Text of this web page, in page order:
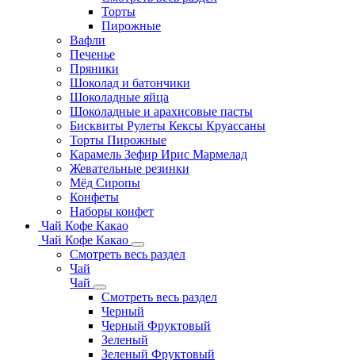
Торты
Пирожные
Вафли
Печенье
Пряники
Шоколад и батончики
Шоколадные яйца
Шоколадные и арахисовые пасты
Бисквиты Рулеты Кексы Круассаны
Торты Пирожные
Карамель Зефир Ирис Мармелад
Жевательные резинки
Мёд Сиропы
Конфеты
Наборы конфет
Чай Кофе Какао
Чай Кофе Какао
Смотреть весь раздел
Чай
Чай
Смотреть весь раздел
Черный
Черный Фруктовый
Зеленый
Зеленый Фруктовый